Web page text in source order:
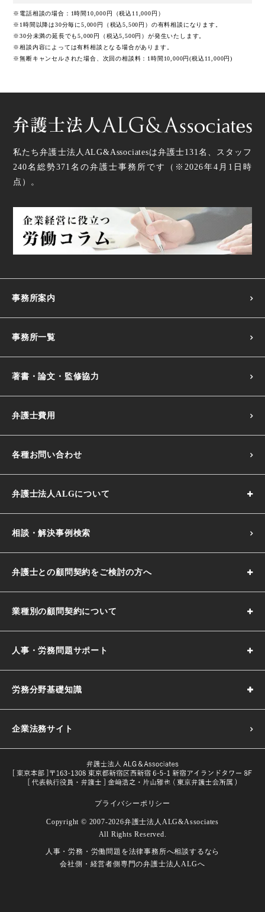
人事・労務・労働問題を法律事務所へ相談するなら
会社側・経営者側専門の弁護士法人ALGへ
※電話相談の場合：1時間10,000円（税込11,000円）
※1時間以降は30分毎に5,000円（税込5,500円）の有料相談になります。
※30分未満の延長でも5,000円（税込5,500円）が発生いたします。
※相談内容によっては有料相談となる場合があります。
※無断キャンセルされた場合、次回の相談料：1時間10,000円(税込11,000円)
私たち弁護士法人ALG&Associatesは弁護士131 名、スタッフ
240名総勢371 名の弁護士事務所です（ ※2026年4月1日時
点 ）。
事務所案内
事務所一覧
著書・論文・監修協力
弁護士費用
各種お問い合わせ
弁護士法人ALGについて
相談・解決事例検索
弁護士との顧問契約をご検討の方へ
業種別の顧問契約について
人事・労務問題サポート
労務分野基礎知識
採用基準の決め方｜5つのポイントや注意点などわかりやす
試用期間とは｜解雇や期間の延長、注意点などを解説
労働者とは｜定義や関連する法律などをわかりやすく解説
目的や義務一覧・改正内容をわかり
企業法務サイト
プライバシーポリシー
Copyright © 2007-2026弁護士法人ALG&Associates
All Rights Reserved.